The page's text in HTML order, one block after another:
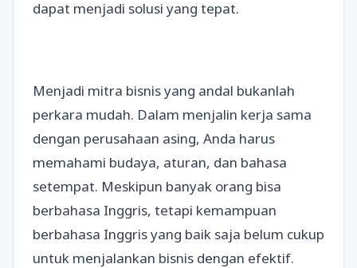
dapat menjadi solusi yang tepat.
Menjadi mitra bisnis yang andal bukanlah
perkara mudah. Dalam menjalin kerja sama
dengan perusahaan asing, Anda harus
memahami budaya, aturan, dan bahasa
setempat. Meskipun banyak orang bisa
berbahasa Inggris, tetapi kemampuan
berbahasa Inggris yang baik saja belum cukup
untuk menjalankan bisnis dengan efektif.